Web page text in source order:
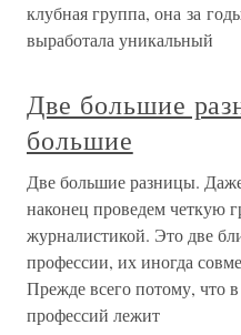
клубная группа, она за
выработала уникальный
Две большие
большие
Две большие разницы.
наконец проведем четкую
журналистикой. Это две
профессии, их иногда
Прежде всего потому, что
профессий лежит